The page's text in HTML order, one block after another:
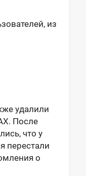
из
удалили
После
что у
перестали
о